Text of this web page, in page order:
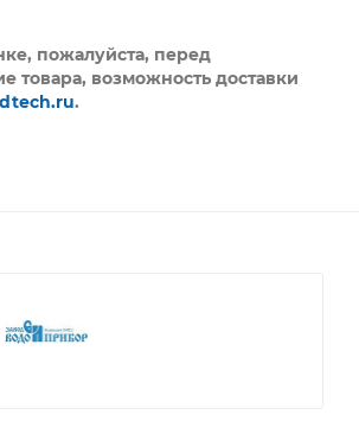
пожалуйста, перед
товара, возможность доставки
.